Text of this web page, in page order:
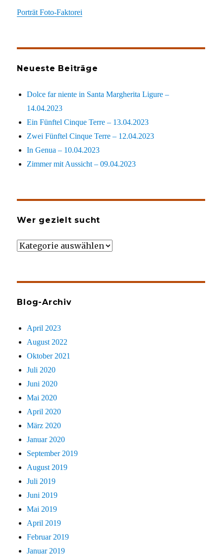
Porträt Foto-Faktorei
Neueste Beiträge
Dolce far niente in Santa Margherita Ligure –
14.04.2023
Ein Fünftel Cinque Terre – 13.04.2023
Zwei Fünftel Cinque Terre – 12.04.2023
In Genua – 10.04.2023
Zimmer mit Aussicht – 09.04.2023
Wer gezielt sucht
Wer
Blog-Archiv
April 2023
August 2022
Oktober 2021
Juli 2020
Juni 2020
Mai 2020
April 2020
März 2020
Januar 2020
September 2019
August 2019
Juli 2019
Juni 2019
Mai 2019
April 2019
Februar 2019
Januar 2019